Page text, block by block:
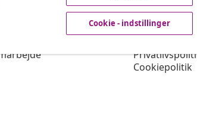
vidaXL
Om vidaXL
Vilkår &
Cookiepolitik
Cookie - indstillinger